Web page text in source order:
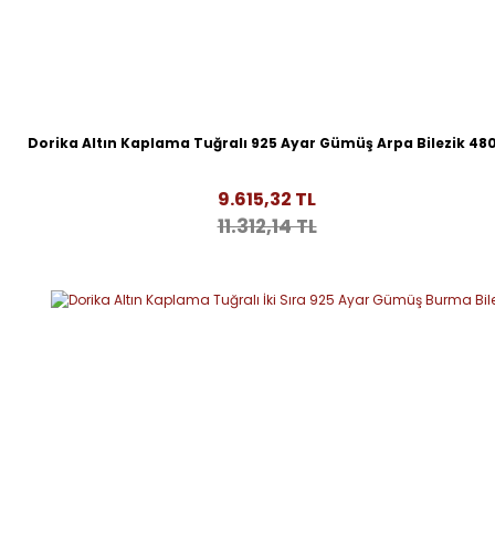
Dorika Altın Kaplama Tuğralı 925 Ayar Gümüş Arpa Bilezik
9.615,32 TL
11.312,14 TL